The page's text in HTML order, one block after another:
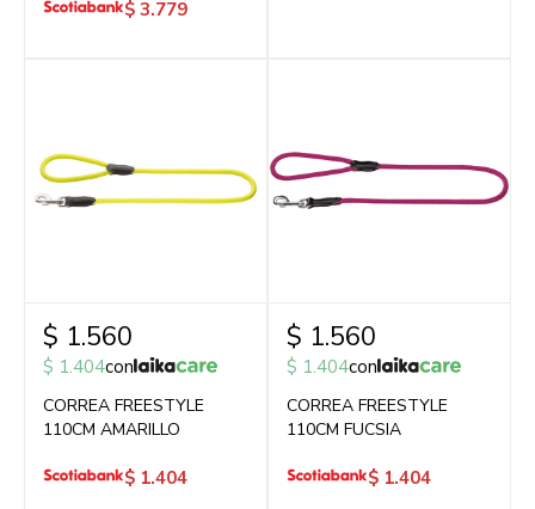
$ 3.779
$ 1.560
$ 1.404con
CORREA FREESTYLE
110CM AMARILLO
$ 1.404
$ 1.560
$ 1.404con
CORREA FREESTYLE
110CM FUCSIA
$ 1.404